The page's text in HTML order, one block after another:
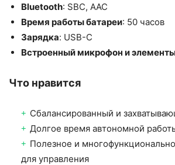
Bluetooth: SBC, AAC
Время работы батареи: 50 часов
Зарядка: USB-C
Встроенный микрофон и
Что нравится
Сбалансированный и
Долгое время автономной
Полезное и
для управления